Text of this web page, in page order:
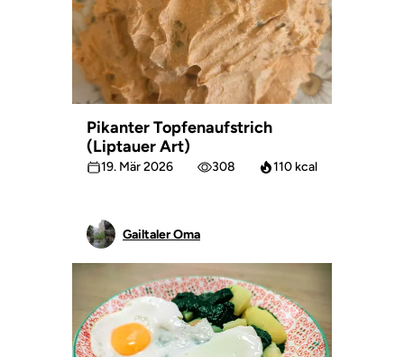
Pikanter Topfenaufstrich
(Liptauer Art)
19. Mär 2026 308 110 kcal
Gailtaler Oma